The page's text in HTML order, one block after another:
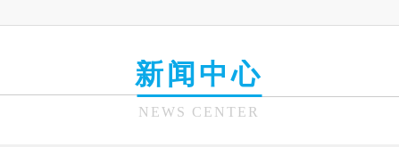
新闻中心
NEWS CENTER